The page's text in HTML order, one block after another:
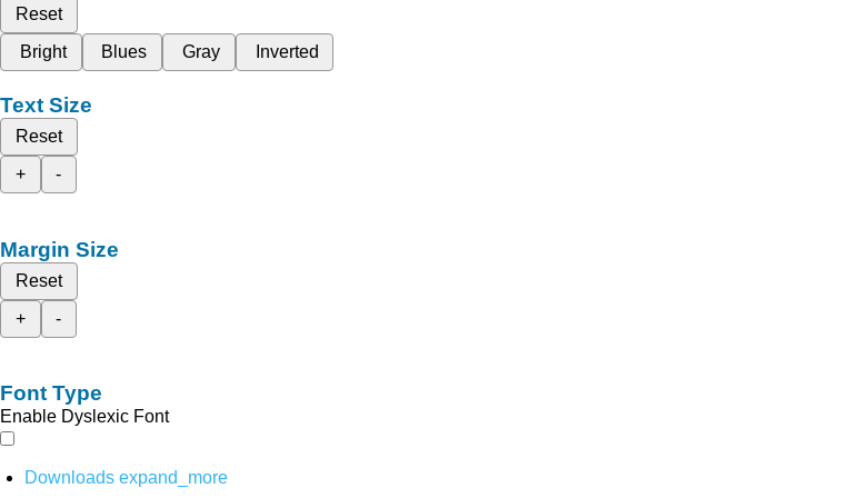
Reset
Bright
Blues Gray Inverted
Text Size
Reset
+
-
Margin Size
Reset
+
-
Font Type
Enable Dyslexic Font
Downloads expand_more